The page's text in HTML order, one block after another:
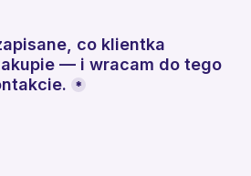
co klientka
— i wracam do tego
*